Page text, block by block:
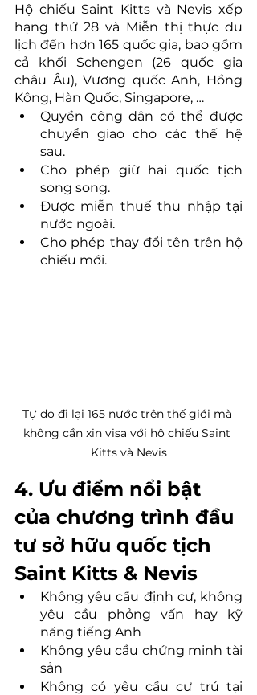
Hộ chiếu Saint Kitts và Nevis xếp
hạng thứ 28 và Miễn thị thực du
lịch đến hơn 165 quốc gia, bao gồm
cả khối Schengen (26 quốc gia
châu Âu), Vương quốc Anh, Hồng
Kông, Hàn Quốc, Singapore, …
Quyền công dân có thể được
chuyển giao cho các thế hệ
sau.
Cho phép giữ hai quốc tịch
song song.
Được miễn thuế thu nhập tại
nước ngoài.
Cho phép thay đổi tên trên hộ
chiếu mới.
Tự do đi lại 165 nước trên thế giới mà
không cần xin visa với hộ chiếu Saint
Kitts và Nevis
4. Ưu điểm nổi bật
của chương trình đầu
tư sở hữu quốc tịch
Saint Kitts & Nevis
Không yêu cầu định cư, không
yêu cầu phỏng vấn hay kỹ
năng tiếng Anh
Không yêu cầu chứng minh tài
sản
Không có yêu cầu cư trú tại